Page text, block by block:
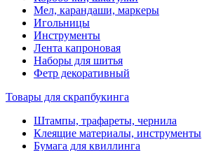
Мел, карандаши, маркеры
Игольницы
Инструменты
Лента капроновая
Наборы для шитья
Фетр декоративный
Товары для скрапбукинга
Штампы, трафареты, чернила
Клеящие материалы, инструменты
Бумага для квиллинга